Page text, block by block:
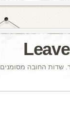
שדות החובה מסומנים